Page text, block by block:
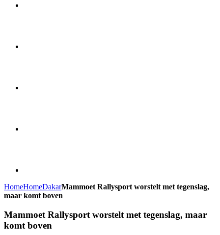
HomeHomeDakarMammoet Rallysport worstelt met tegenslag,
maar komt boven
Mammoet Rallysport worstelt met tegenslag, maar
komt boven